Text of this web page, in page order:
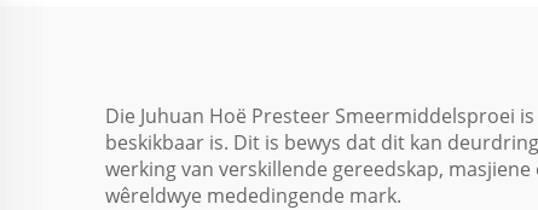
Die Juhuan Hoë Presteer Smeermiddelsproei
beskikbaar is. Dit is bewys dat dit kan
werking van verskillende gereedskap,
wêreldwye mededingende mark.